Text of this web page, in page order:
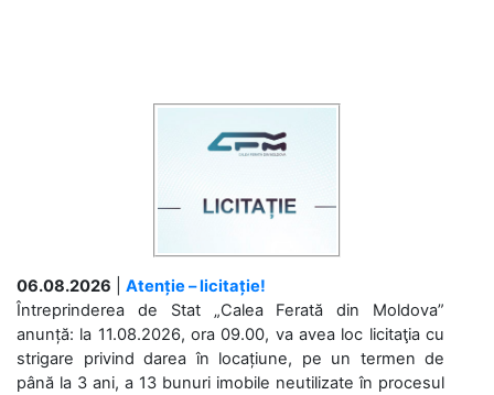
06.08.2026
Atenție – licitație!
Întreprinderea de Stat „Calea Ferată din Moldova”
anunță: la 11.08.2026, ora 09.00, va avea loc licitaţia cu
strigare privind darea în locațiune, pe un termen de
până la 3 ani, a 13 bunuri imobile neutilizate în procesul